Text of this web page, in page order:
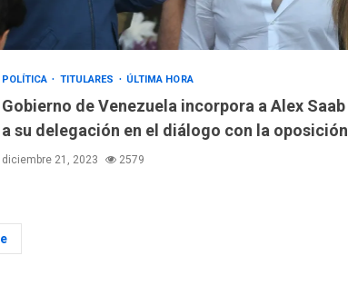
POLÍTICA TITULARES ÚLTIMA HORA
Gobierno de Venezuela incorpora a Alex Saab
a su delegación en el diálogo con la oposición
diciembre 21, 2023 2579